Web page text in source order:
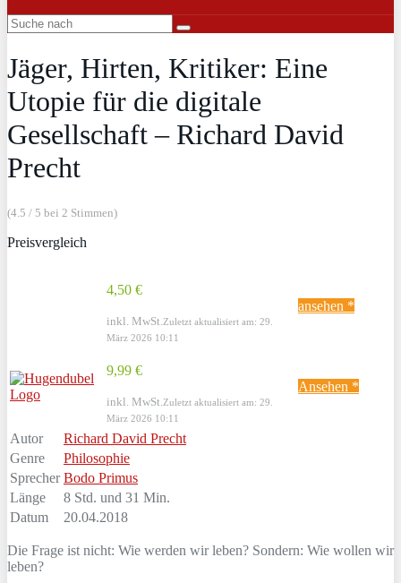
Jäger, Hirten, Kritiker: Eine
Utopie für die digitale
Gesellschaft – Richard David
Precht
(4.5 / 5 bei 2 Stimmen)
Preisvergleich
4,50 €
inkl. MwSt. Zuletzt aktualisiert am: 29.
März 2026 10:11
ansehen *
9,99 €
inkl. MwSt. Zuletzt aktualisiert am: 29.
März 2026 10:11
Ansehen *
Autor
Richard David Precht
Genre
Philosophie
Sprecher Bodo Primus
Länge
8 Std. und 31 Min.
Datum
20.04.2018
Die Frage ist nicht: Wie werden wir leben? Sondern: Wie wollen wir
leben?